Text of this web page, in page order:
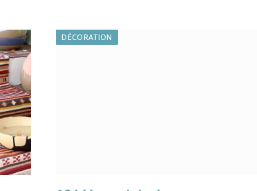
DÉCORATION